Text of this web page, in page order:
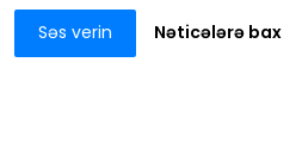
Səs verin Nəticələrə bax